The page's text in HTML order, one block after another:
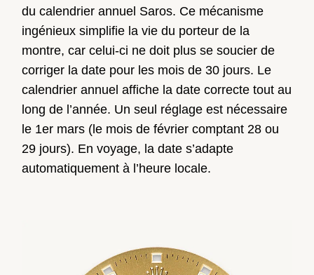
du calendrier annuel Saros. Ce mécanisme
ingénieux simplifie la vie du porteur de la
montre, car celui-ci ne doit plus se soucier de
corriger la date pour les mois de 30 jours. Le
calendrier annuel affiche la date correcte tout au
long de l’année. Un seul réglage est nécessaire
le 1er mars (le mois de février comptant 28 ou
29 jours). En voyage, la date s’adapte
automatiquement à l’heure locale.